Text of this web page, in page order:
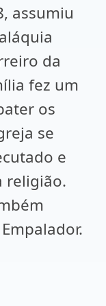
assumiu
da
fez um
os
se
e
religião.